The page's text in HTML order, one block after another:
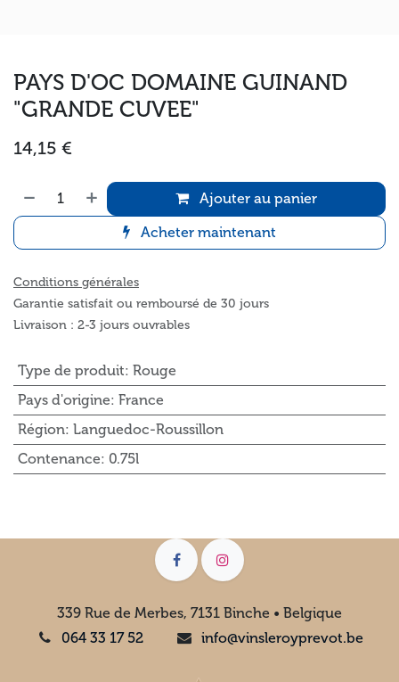
PAYS D'OC DOMAINE GUINAND
"GRANDE CUVEE"
14,15 €
Ajouter au panier
Acheter maintenant
Conditions générales
Garantie satisfait ou remboursé de 30 jours
Livraison : 2-3 jours ouvrables
Type de produit: Rouge
Pays d'origine: France
Région: Languedoc-Roussillon
Contenance: 0.75l
339 Rue de Merbes, 7131 Binche • Belgique
064 33 17 52
info@vinsleroyprevot.be